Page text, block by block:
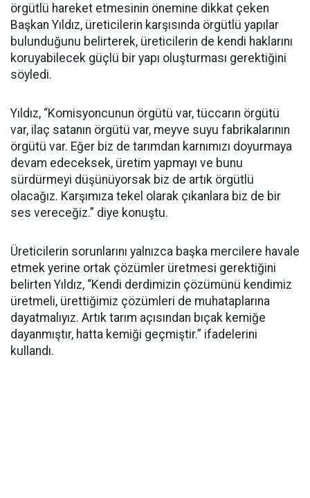
örgütlü hareket etmesinin önemine dikkat çeken
Başkan Yıldız, üreticilerin karşısında örgütlü yapılar
bulunduğunu belirterek, üreticilerin de kendi haklarını
koruyabilecek güçlü bir yapı oluşturması gerektiğini
söyledi.
Yıldız, “Komisyoncunun örgütü var, tüccarın örgütü
var, ilaç satanın örgütü var, meyve suyu fabrikalarının
örgütü var. Eğer biz de tarımdan karnımızı doyurmaya
devam edeceksek, üretim yapmayı ve bunu
sürdürmeyi düşünüyorsak biz de artık örgütlü
olacağız. Karşımıza tekel olarak çıkanlara biz de bir
ses vereceğiz.” diye konuştu.
Üreticilerin sorunlarını yalnızca başka mercilere havale
etmek yerine ortak çözümler üretmesi gerektiğini
belirten Yıldız, “Kendi derdimizin çözümünü kendimiz
üretmeli, ürettiğimiz çözümleri de muhataplarına
dayatmalıyız. Artık tarım açısından bıçak kemiğe
dayanmıştır, hatta kemiği geçmiştir.” ifadelerini
kullandı.